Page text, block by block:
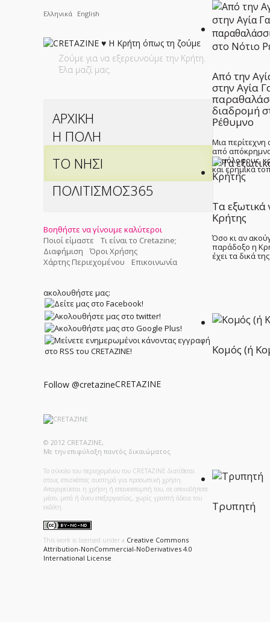
Ελληνικά English
Ζούμε για να εξερευνούμε την Κρήτη.
Έλα μαζί μας.
ΑΡΧΙΚΗ
Η ΠΟΛΗ
ΤΟ ΝΗΣΙ
ΠΟΛΙΤΙΣΜΟΣ365
Βοηθήστε να γίνουμε καλύτεροι
Ποιοί είμαστε
Τι είναι το Cretazine;
Διαφήμιση
Όροι Χρήσης
Χάρτης Περιεχομένου
Επικοινωνία
ακολουθήστε μας:
Follow @cretazineCRETAZINE
© 2012 CRETAZINE,
Με την επιφύλαξη παντός δικαιώματος
Το σύνολο του περιεχομένου του CRETAZINE διατίθεται
στους επισκέπτες αυστηρά για προσωπική χρήση.
Απαγορεύεται η χρήση ή επανεκπομπή του, σε οποιοδήποτε
μέσο, μετά ή άνευ επεξεργασίας, χωρίς γραπτή άδεια του
εκδότη.
This work is licensed under a Creative Commons
Attribution-NonCommercial-NoDerivatives 4.0
International License
Από την
στην Αγία
διαδρομή
Ρέθυμνο
Μια
από
αμμόλοφους,
και ερημικά
Τα εξωτικά
Κρήτης
Όσο κι αν
παράδοξο η
έχει τα δικά
Κομός (ή
Τρυπητή